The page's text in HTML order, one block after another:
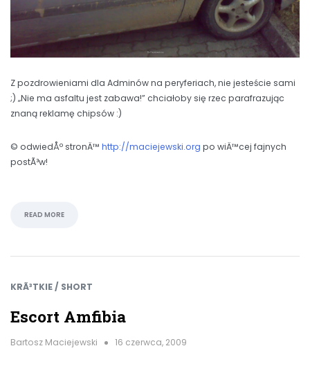
Z pozdrowieniami dla Adminów na peryferiach, nie jesteście sami
;) „Nie ma asfaltu jest zabawa!” chciałoby się rzec parafrazując
znaną reklamę chipsów :)
© odwiedÅº stronÄ™ http://maciejewski.org po wiÄ™cej fajnych
postÃ³w!
READ MORE
KRÃ³TKIE / SHORT
Escort Amfibia
Bartosz Maciejewski 16 czerwca, 2009